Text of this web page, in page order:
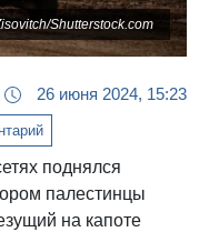
Shutterstock.com
26 июня 2024, 15:23
поднялся
палестинцы
на капоте